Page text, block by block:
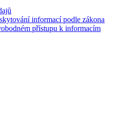
informací podle zákona
přístupu k informacím